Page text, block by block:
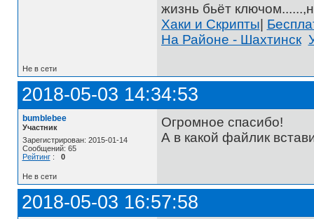
жизнь бьёт
Хаки и Скрипты|
На Районе - Шахтинск
Не в сети
2018-05-03 14:34:53
bumblebee
Участник
Зарегистрирован: 2015-01-14
Сообщений: 65
Рейтинг: 0
Огромное спасибо!
А в какой файлик
Не в сети
2018-05-03 16:57:58